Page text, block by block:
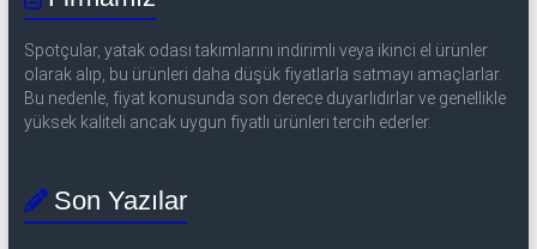
Spotçular, yatak odası takımlarını indirimli veya ikinci el ürünler
olarak alıp, bu ürünleri daha düşük fiyatlarla satmayı amaçlarlar.
Bu nedenle, fiyat konusunda son derece duyarlıdırlar ve genellikle
yüksek kaliteli ancak uygun fiyatlı ürünleri tercih ederler.
Son Yazılar